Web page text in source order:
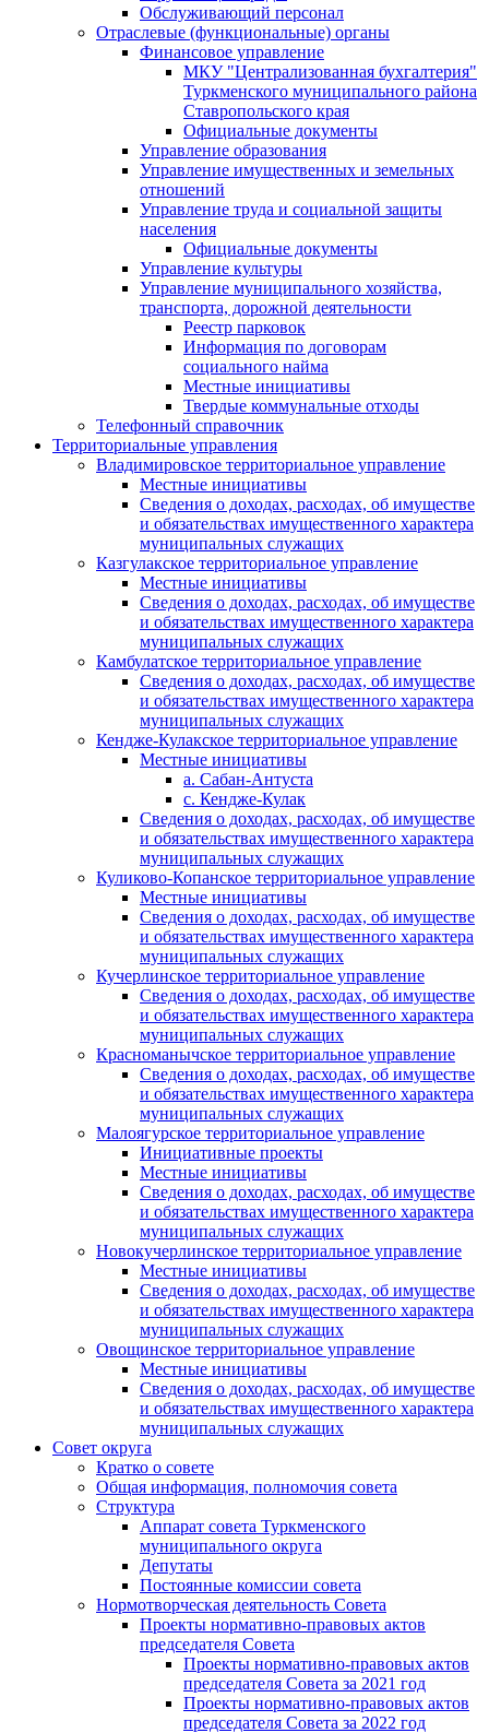
Обслуживающий персонал
Отраслевые (функциональные) органы
Финансовое управление
МКУ "Централизованная бухгалтерия"
Туркменского муниципального района
Ставропольского края
Официальные документы
Управление образования
Управление имущественных и земельных
отношений
Управление труда и социальной защиты
населения
Официальные документы
Управление культуры
Управление муниципального хозяйства,
транспорта, дорожной деятельности
Реестр парковок
Информация по договорам
социального найма
Местные инициативы
Твердые коммунальные отходы
Телефонный справочник
Территориальные управления
Владимировское территориальное управление
Местные инициативы
Сведения о доходах, расходах, об имуществе
и обязательствах имущественного характера
муниципальных служащих
Казгулакское территориальное управление
Местные инициативы
Сведения о доходах, расходах, об имуществе
и обязательствах имущественного характера
муниципальных служащих
Камбулатское территориальное управление
Сведения о доходах, расходах, об имуществе
и обязательствах имущественного характера
муниципальных служащих
Кендже-Кулакское территориальное управление
Местные инициативы
а. Сабан-Антуста
с. Кендже-Кулак
Сведения о доходах, расходах, об имуществе
и обязательствах имущественного характера
муниципальных служащих
Куликово-Копанское территориальное управление
Местные инициативы
Сведения о доходах, расходах, об имуществе
и обязательствах имущественного характера
муниципальных служащих
Кучерлинское территориальное управление
Сведения о доходах, расходах, об имуществе
и обязательствах имущественного характера
муниципальных служащих
Красноманычское территориальное управление
Сведения о доходах, расходах, об имуществе
и обязательствах имущественного характера
муниципальных служащих
Малоягурское территориальное управление
Инициативные проекты
Местные инициативы
Сведения о доходах, расходах, об имуществе
и обязательствах имущественного характера
муниципальных служащих
Новокучерлинское территориальное управление
Местные инициативы
Сведения о доходах, расходах, об имуществе
и обязательствах имущественного характера
муниципальных служащих
Овощинское территориальное управление
Местные инициативы
Сведения о доходах, расходах, об имуществе
и обязательствах имущественного характера
муниципальных служащих
Совет округа
Кратко о совете
Общая информация, полномочия совета
Структура
Аппарат совета Туркменского
муниципального округа
Депутаты
Постоянные комиссии совета
Нормотворческая деятельность Совета
Проекты нормативно-правовых актов
председателя Cовета
Проекты нормативно-правовых актов
председателя Cовета за 2021 год
Проекты нормативно-правовых актов
председателя Cовета за 2022 год